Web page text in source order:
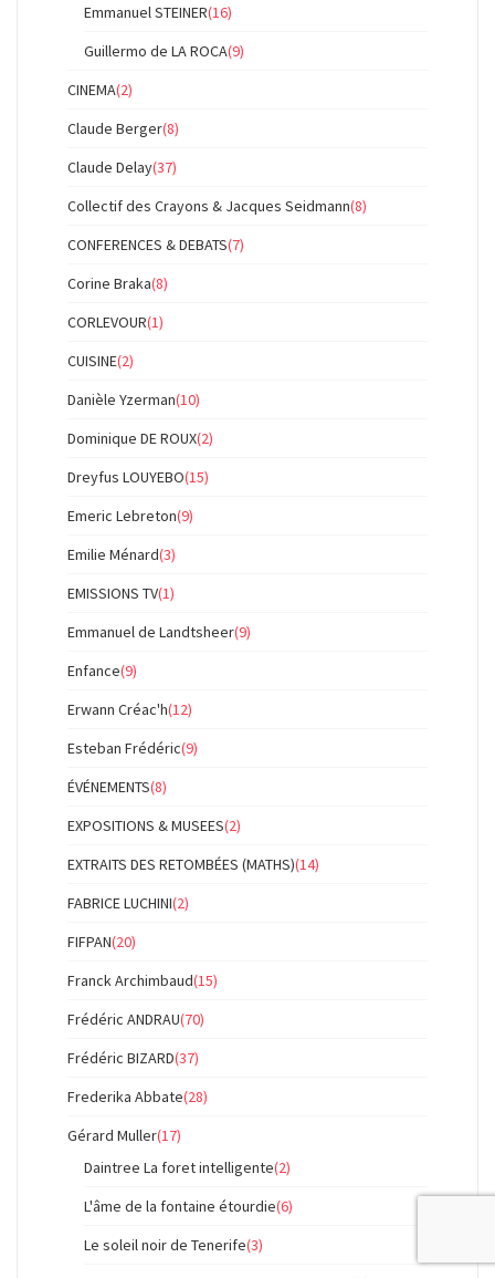
Emmanuel STEINER(16)
Guillermo de LA ROCA(9)
CINEMA(2)
Claude Berger(8)
Claude Delay(37)
Collectif des Crayons & Jacques Seidmann(8)
CONFERENCES & DEBATS(7)
Corine Braka(8)
CORLEVOUR(1)
CUISINE(2)
Danièle Yzerman(10)
Dominique DE ROUX(2)
Dreyfus LOUYEBO(15)
Emeric Lebreton(9)
Emilie Ménard(3)
EMISSIONS TV(1)
Emmanuel de Landtsheer(9)
Enfance(9)
Erwann Créac'h(12)
Esteban Frédéric(9)
ÉVÉNEMENTS(8)
EXPOSITIONS & MUSEES(2)
EXTRAITS DES RETOMBÉES (MATHS)(14)
FABRICE LUCHINI(2)
FIFPAN(20)
Franck Archimbaud(15)
Frédéric ANDRAU(70)
Frédéric BIZARD(37)
Frederika Abbate(28)
Gérard Muller(17)
Daintree La foret intelligente(2)
L'âme de la fontaine étourdie(6)
Le soleil noir de Tenerife(3)